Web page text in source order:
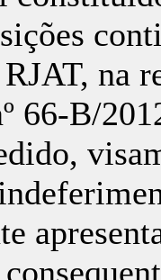
na
66-B/